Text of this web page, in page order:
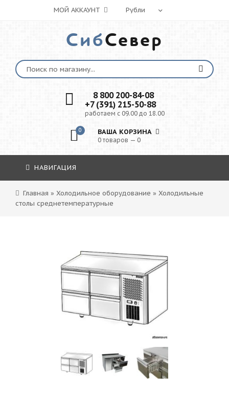
МОЙ АККАУНТ
СибСевер
8 800 200-84-08
+7 (391) 215-50-88
работаем с 09.00 до 18.00
0 ВАША КОРЗИНА
0 товаров — 0
НАВИГАЦИЯ
Главная » Холодильное оборудование » Холодильные
столы среднетемпературные